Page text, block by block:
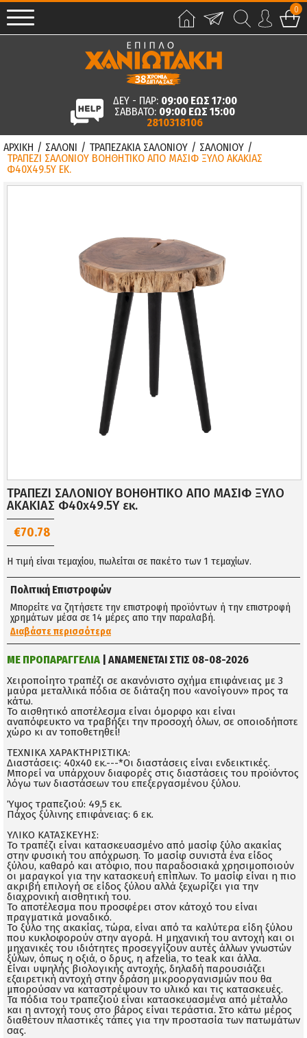
0
ΔΕΥ - ΠΑΡ: 09:00 ΕΩΣ 17:00
ΣΑΒΒΑΤΟ: 09:00 ΕΩΣ 15:00
2810318106
ΑΡΧΙΚΗ / ΣΑΛΟΝΙ / ΤΡΑΠΕΖΑΚΙΑ ΣΑΛΟΝΙΟΥ / ΣΑΛΟΝΙΟΥ /
ΤΡΑΠΕΖΙ ΣΑΛΟΝΙΟΥ ΒΟΗΘΗΤΙΚΟ ΑΠΟ ΜΑΣΙΦ ΞΥΛΟ ΑΚΑΚΙΑΣ
Φ40X49.5Υ ΕΚ.
ΤΡΑΠΕΖΙ ΣΑΛΟΝΙΟΥ ΒΟΗΘΗΤΙΚΟ ΑΠΟ ΜΑΣΙΦ ΞΥΛΟ
ΑΚΑΚΙΑΣ Φ40x49.5Υ εκ.
€70.78
Η τιμή είναι τεμαχίου, πωλείται σε πακέτο των 1 τεμαχίων.
Πολιτική Επιστροφών
Μπορείτε να ζητήσετε την επιστροφή προϊόντων ή την επιστροφή
χρημάτων μέσα σε 14 μέρες απο την παραλαβή.
Διαβάστε περισσότερα
ΜΕ ΠΡΟΠΑΡΑΓΓΕΛΙΑ | ΑΝΑΜΕΝΕΤΑΙ ΣΤΙΣ 08-08-2026
Χειροποίητο τραπέζι σε ακανόνιστο σχήμα επιφάνειας με 3
μαύρα μεταλλικά πόδια σε διάταξη που «ανοίγουν» προς τα
κάτω.
Το αισθητικό αποτέλεσμα είναι όμορφο και είναι
αναπόφευκτο να τραβήξει την προσοχή όλων, σε οποιοδήποτε
χώρο κι αν τοποθετηθεί!
ΤΕΧΝΙΚΑ ΧΑΡΑΚΤΗΡΙΣΤΙΚΑ:
Διαστάσεις: 40x40 εκ.---*Οι διαστάσεις είναι ενδεικτικές.
Μπορεί να υπάρχουν διαφορές στις διαστάσεις του προϊόντος
λόγω των διαστάσεων του επεξεργασμένου ξύλου.
Ύψος τραπεζιού: 49,5 εκ.
Πάχος ξύλινης επιφάνειας: 6 εκ.
ΥΛΙΚΟ ΚΑΤΑΣΚΕΥΗΣ:
Το τραπέζι είναι κατασκευασμένο από μασίφ ξύλο ακακίας
στην φυσική του απόχρωση. Το μασίφ συνιστά ένα είδος
ξύλου, καθαρό και ατόφιο, που παραδοσιακά χρησιμοποιούν
οι μαραγκοί για την κατασκευή επίπλων. Το μασίφ είναι η πιο
ακριβή επιλογή σε είδος ξύλου αλλά ξεχωρίζει για την
διαχρονική αισθητική του.
Το αποτέλεσμα που προσφέρει στον κάτοχό του είναι
πραγματικά μοναδικό.
Το ξύλο της ακακίας, τώρα, είναι από τα καλύτερα είδη ξύλου
που κυκλοφορούν στην αγορά. Η μηχανική του αντοχή και οι
μηχανικές του ιδιότητες προσεγγίζουν αυτές άλλων γνωστών
ξύλων, όπως η οξιά, ο δρυς, η afzelia, το teak και άλλα.
Είναι υψηλής βιολογικής αντοχής, δηλαδή παρουσιάζει
εξαιρετική αντοχή στην δράση μικροοργανισμών που θα
μπορούσαν να καταστρέψουν το υλικό και τις κατασκευές.
Τα πόδια του τραπεζιού είναι κατασκευασμένα από μέταλλο
και η αντοχή τους στο βάρος είναι τεράστια. Στο κάτω μέρος
διαθέτουν πλαστικές τάπες για την προστασία των πατωμάτων
σας.